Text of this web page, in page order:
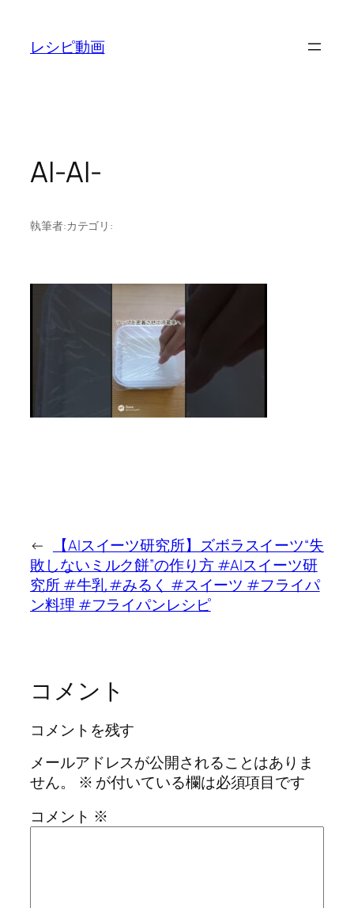
レシピ動画
AI-AI-
執筆者:カテゴリ:
←
【AIスイーツ研究所】ズボラスイーツ“失
敗しないミルク餅”の作り方 #AIスイーツ研
究所 #牛乳 #みるく #スイーツ #フライパ
ン料理 #フライパンレシピ
コメント
コメントを残す
メールアドレスが公開されることはありま
せん。
※ が付いている欄は必須項目です
コメント ※